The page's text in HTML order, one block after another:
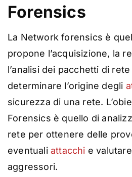
Forensics
La Network forensics è
propone l’acquisizione, la
l’analisi dei pacchetti di
determinare l’origine degli
sicurezza di una rete.
Forensics è quello di
rete per ottenere delle
eventuali attacchi e
aggressori.